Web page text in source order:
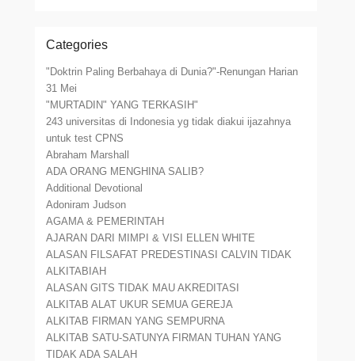
Categories
"Doktrin Paling Berbahaya di Dunia?"-Renungan Harian
31 Mei
"MURTADIN" YANG TERKASIH"
243 universitas di Indonesia yg tidak diakui ijazahnya
untuk test CPNS
Abraham Marshall
ADA ORANG MENGHINA SALIB?
Additional Devotional
Adoniram Judson
AGAMA & PEMERINTAH
AJARAN DARI MIMPI & VISI ELLEN WHITE
ALASAN FILSAFAT PREDESTINASI CALVIN TIDAK
ALKITABIAH
ALASAN GITS TIDAK MAU AKREDITASI
ALKITAB ALAT UKUR SEMUA GEREJA
ALKITAB FIRMAN YANG SEMPURNA
ALKITAB SATU-SATUNYA FIRMAN TUHAN YANG
TIDAK ADA SALAH